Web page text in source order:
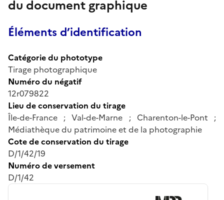
du document graphique
Éléments d’identification
Catégorie du phototype
Tirage photographique
Numéro du négatif
12r079822
Lieu de conservation du tirage
Île-de-France ; Val-de-Marne ; Charenton-le-Pont ;
Médiathèque du patrimoine et de la photographie
Cote de conservation du tirage
D/1/42/19
Numéro de versement
D/1/42